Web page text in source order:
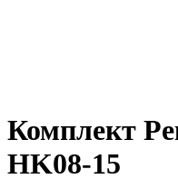
Комплект
HK08-15